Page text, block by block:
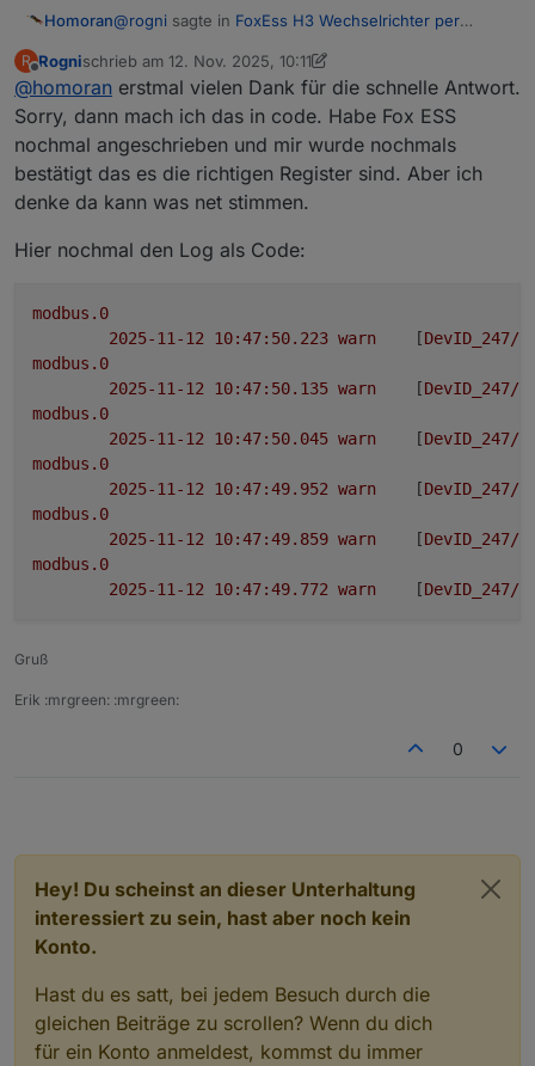
Damit kann ich für mich leider nix anfangen ;) Evtl. könnt
Ihr Licht ins Dinkel bringen??
Homoran@rogni sagte in FoxEss H3 Wechselrichter per
Damit kann ich für mich leider nix anfangen
ich auch nichts.
Logs und code bitte immer als Text in code-tags
kleine schwarze Microfilme kann ich mobil nicht
R
Offline
Rognischrieb am 12. Nov. 2025, 10:11
zuletzt editiert von Rogni11. Dez. 2025, 11:20
@homoran erstmal vielen Dank für die schnelle Antwort.
Sorry, dann mach ich das in code. Habe Fox ESS
nochmal angeschrieben und mir wurde nochmals
bestätigt das es die richtigen Register sind. Aber ich
denke da kann was net stimmen.
Hier nochmal den Log als Code:
modbus.0
warn
	[
DevID_247/
modbus.0
warn
	[
DevID_247/
modbus.0
warn
	[
DevID_247/
modbus.0
warn
	[
DevID_247/
modbus.0
warn
	[
DevID_247/
modbus.0
warn
	[
DevID_247/
Gruß
Erik :mrgreen: :mrgreen:
0
Hey! Du scheinst an dieser Unterhaltung
interessiert zu sein, hast aber noch kein
Konto.
Hast du es satt, bei jedem Besuch durch die
gleichen Beiträge zu scrollen? Wenn du dich
für ein Konto anmeldest, kommst du immer